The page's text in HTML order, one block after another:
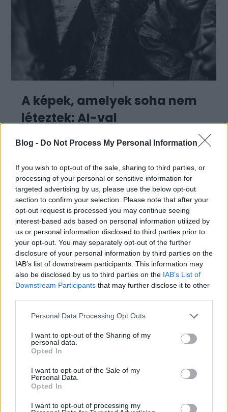
Blog - Do Not Process My Personal Information
If you wish to opt-out of the sale, sharing to third parties, or
processing of your personal or sensitive information for
targeted advertising by us, please use the below opt-out
section to confirm your selection. Please note that after your
opt-out request is processed you may continue seeing
interest-based ads based on personal information utilized by
us or personal information disclosed to third parties prior to
your opt-out. You may separately opt-out of the further
disclosure of your personal information by third parties on the
IAB’s list of downstream participants. This information may
also be disclosed by us to third parties on the IAB’s List of
Downstream Participants that may further disclose it to other
Please note that this website/app uses one or more Google
not limited to your visit or usage behaviour. You may click to
grant or deny consent to Google and its third-party tags to
use your data for below specified purposes in below Google
consent section.
Personal Data Processing Opt Outs
I want to opt-out of the Sharing of my
personal data.
Opted In
I want to opt-out of the Sale of my
Personal Data.
Opted In
I want to opt-out of processing my
A képek, amelyek soha nem
léteztek: AI-val
rekonstruálták Robert Capa
hiányzó felvételeit
Pontosan nyolcvankét évvel ezelőtt, 1944.
június 6-án reggel születtek meg a háborús
fotográfia legmeghatározóbb felvételei:
Robert Capa 106 képet készített a
normandiai
Aktuális kiállításaink